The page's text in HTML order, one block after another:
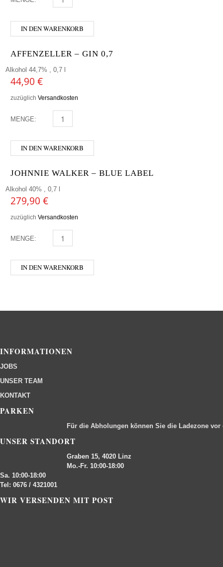
IN DEN WARENKORB
AFFENZELLER – GIN 0,7
Alkohol 44,7% , 0,7 l
44,90 €
zuzüglich Versandkosten
MENGE: AFFENZELLER - GIN 0,7 MENGE
IN DEN WARENKORB
JOHNNIE WALKER – BLUE LABEL
Alkohol 40% , 0,7 l
279,90 €
zuzüglich Versandkosten
MENGE: JOHNNIE WALKER - BLUE LABEL MENGE
IN DEN WARENKORB
INFORMATIONEN
JOBS
UNSER TEAM
KONTAKT
PARKEN
Für die Abholungen können Sie die Ladezone
UNSER STANDORT
Graben 15, 4020 Linz
Mo.-Fr. 10:00-18:00
Sa. 10:00-18:00
Tel: 0676 / 4321001
WIR VERSENDEN MIT POST